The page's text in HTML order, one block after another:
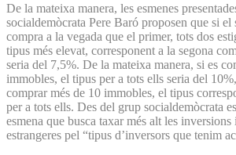
De la mateixa manera, les esmenes
socialdemòcrata Pere Baró proposen que si el
compra a la vegada que el primer, tots dos
tipus més elevat, corresponent a la segona
seria del 7,5%. De la mateixa manera, si es
immobles, el tipus per a tots ells seria del
comprar més de 10 immobles, el tipus
per a tots ells. Des del grup socialdemòcrata
esmena que busca taxar més alt les
estrangeres pel “tipus d’inversors que tenim